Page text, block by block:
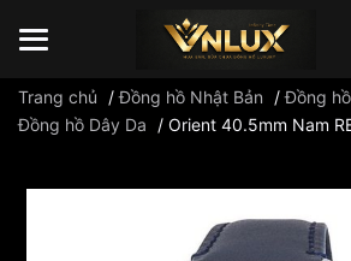
Trang chủ /Đồng hồ Nhật Bản /Đồng
Đồng hồ Dây Da
/ Orient 40.5mm Nam